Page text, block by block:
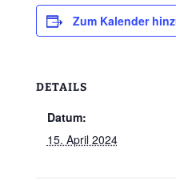
Zum Kalender
DETAILS
Datum:
15. April 2024